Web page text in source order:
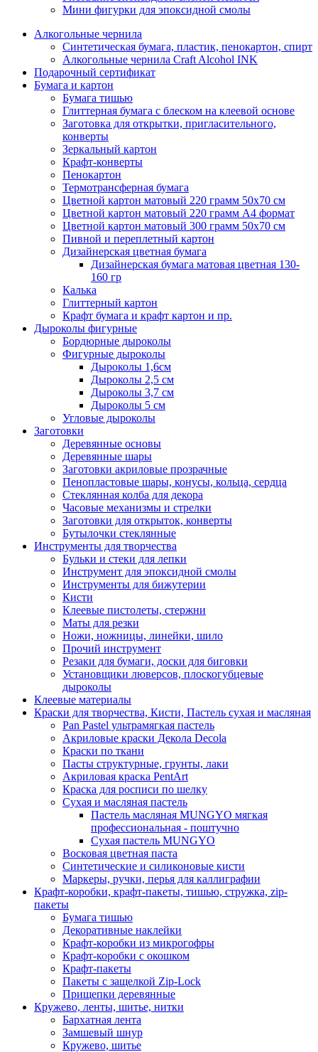
Мини фигурки для эпоксидной смолы
Алкогольные чернила
Синтетическая бумага, пластик, пенокартон, спирт
Алкогольные чернила Craft Alcohol INK
Подарочный сертификат
Бумага и картон
Бумага тишью
Глиттерная бумага с блеском на клеевой основе
Заготовка для открытки, пригласительного,
конверты
Зеркальный картон
Крафт-конверты
Пенокартон
Термотрансферная бумага
Цветной картон матовый 220 грамм 50х70 см
Цветной картон матовый 220 грамм A4 формат
Цветной картон матовый 300 грамм 50х70 см
Пивной и переплетный картон
Дизайнерская цветная бумага
Дизайнерская бумага матовая цветная 130-
160 гр
Калька
Глиттерный картон
Крафт бумага и крафт картон и пр.
Дыроколы фигурные
Бордюрные дыроколы
Фигурные дыроколы
Дыроколы 1,6см
Дыроколы 2,5 см
Дыроколы 3,7 см
Дыроколы 5 см
Угловые дыроколы
Заготовки
Деревянные основы
Деревянные шары
Заготовки акриловые прозрачные
Пенопластовые шары, конусы, кольца, сердца
Стеклянная колба для декора
Часовые механизмы и стрелки
Заготовки для открыток, конверты
Бутылочки стеклянные
Инструменты для творчества
Бульки и стеки для лепки
Инструмент для эпоксидной смолы
Инструменты для бижутерии
Кисти
Клеевые пистолеты, стержни
Маты для резки
Ножи, ножницы, линейки, шило
Прочий инструмент
Резаки для бумаги, доски для биговки
Установщики люверсов, плоскогубцевые
дыроколы
Клеевые материалы
Краски для творчества, Кисти, Пастель сухая и масляная
Pan Pastel ультрамягкая пастель
Акриловые краски Декола Decola
Краски по ткани
Пасты структурные, грунты, лаки
Акриловая краска PentArt
Краска для росписи по шелку
Cухая и масляная пастель
Пастель масляная MUNGYO мягкая
профессиональная - поштучно
Сухая пастель MUNGYO
Восковая цветная паста
Синтетические и силиконовые кисти
Маркеры, ручки, перья для каллиграфии
Крафт-коробки, крафт-пакеты, тишью, стружка, zip-
пакеты
Бумага тишью
Декоративные наклейки
Крафт-коробки из микрогофры
Крафт-коробки с окошком
Крафт-пакеты
Пакеты с защелкой Zip-Lock
Прищепки деревянные
Кружево, ленты, шитье, нитки
Бархатная лента
Замшевый шнур
Кружево, шитье